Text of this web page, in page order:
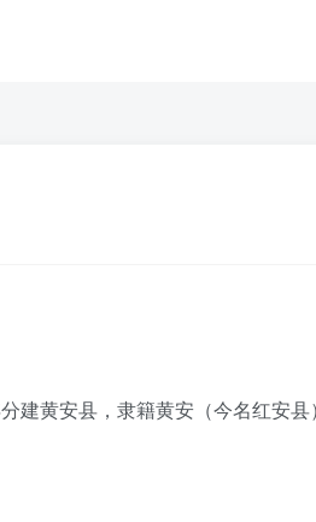
建黄安县，隶籍黄安（今名红安